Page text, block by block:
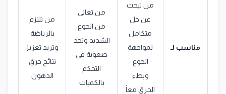
مناسب لـ
من تبحث
عن حل
متكامل
لمواجهة
الجوع
وبطء
الحرق معاً
من تعاني
من الجوع
الشديد وتجد
صعوبة في
التحكم
بالكميات
من تلتزم
بالرياضة
وتريد تعزيز
نتائج حرق
الدهون